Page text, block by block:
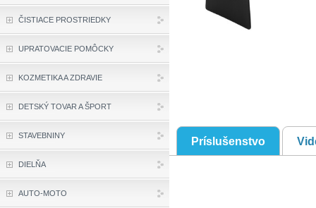
Príslušenstvo
ČISTIACE PROSTRIEDKY
UPRATOVACIE POMÔCKY
KOZMETIKA A ZDRAVIE
DETSKÝ TOVAR A ŠPORT
STAVEBNINY
DIELŇA
AUTO-MOTO